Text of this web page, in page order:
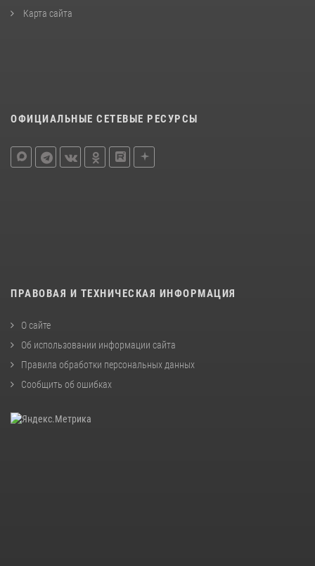
Карта сайта
ОФИЦИАЛЬНЫЕ СЕТЕВЫЕ РЕСУРСЫ
ПРАВОВАЯ И ТЕХНИЧЕСКАЯ ИНФОРМАЦИЯ
О сайте
Об использовании информации сайта
Правила обработки персональных данных
Сообщить об ошибках